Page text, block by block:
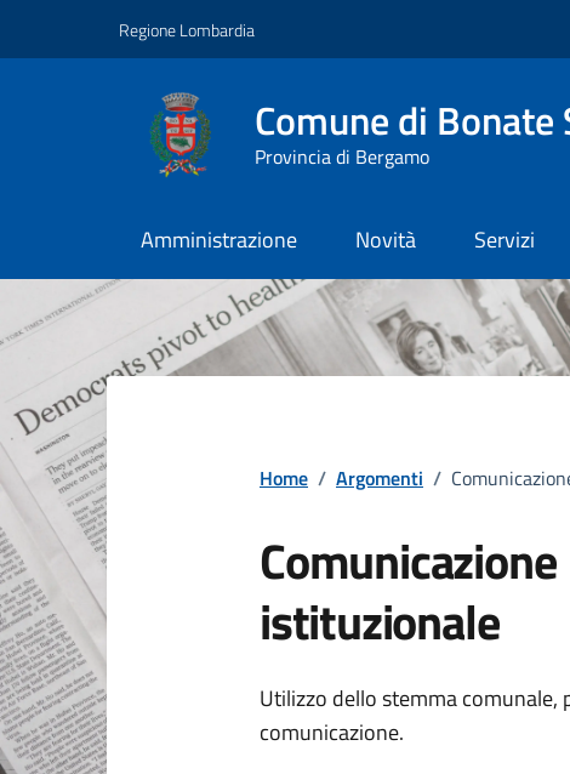
Regione Lombardia
Comune di Bonate
Provincia di Bergamo
Amministrazione Novità Servizi
Home / Argomenti /
Comunicazione
istituzionale
Dettagli della
Utilizzo dello stemma comunale,
comunicazione.